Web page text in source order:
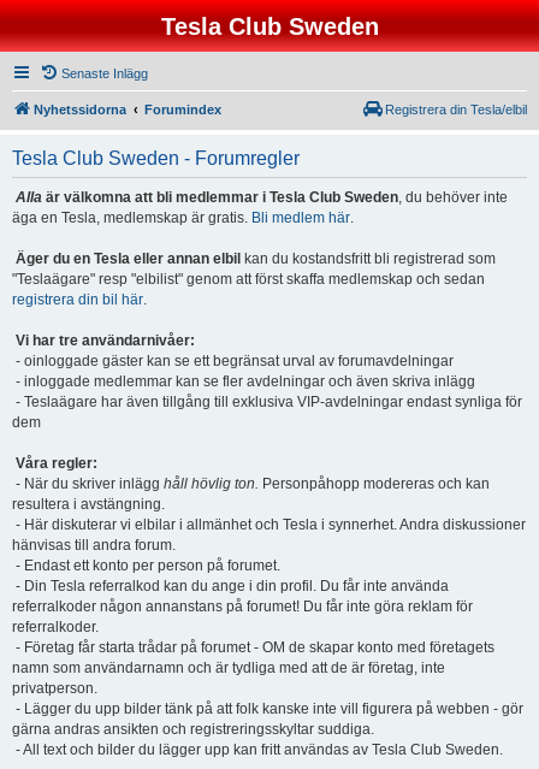
Tesla Club Sweden
Senaste Inlägg
Nyhetssidorna Forumindex Registrera din Tesla/elbil
Tesla Club Sweden - Forumregler
Alla är välkomna att bli medlemmar i Tesla Club Sweden, du behöver inte
äga en Tesla, medlemskap är gratis. Bli medlem här.
Äger du en Tesla eller annan elbil kan du kostandsfritt bli registrerad som
"Teslaägare" resp "elbilist" genom att först skaffa medlemskap och sedan
registrera din bil här.
Vi har tre användarnivåer:
- oinloggade gäster kan se ett begränsat urval av forumavdelningar
- inloggade medlemmar kan se fler avdelningar och även skriva inlägg
- Teslaägare har även tillgång till exklusiva VIP-avdelningar endast synliga för
dem
Våra regler:
- När du skriver inlägg håll hövlig ton. Personpåhopp modereras och kan
resultera i avstängning.
- Här diskuterar vi elbilar i allmänhet och Tesla i synnerhet. Andra diskussioner
hänvisas till andra forum.
- Endast ett konto per person på forumet.
- Din Tesla referralkod kan du ange i din profil. Du får inte använda
referralkoder någon annanstans på forumet! Du får inte göra reklam för
referralkoder.
- Företag får starta trådar på forumet - OM de skapar konto med företagets
namn som användarnamn och är tydliga med att de är företag, inte
privatperson.
- Lägger du upp bilder tänk på att folk kanske inte vill figurera på webben - gör
gärna andras ansikten och registreringsskyltar suddiga.
- All text och bilder du lägger upp kan fritt användas av Tesla Club Sweden.